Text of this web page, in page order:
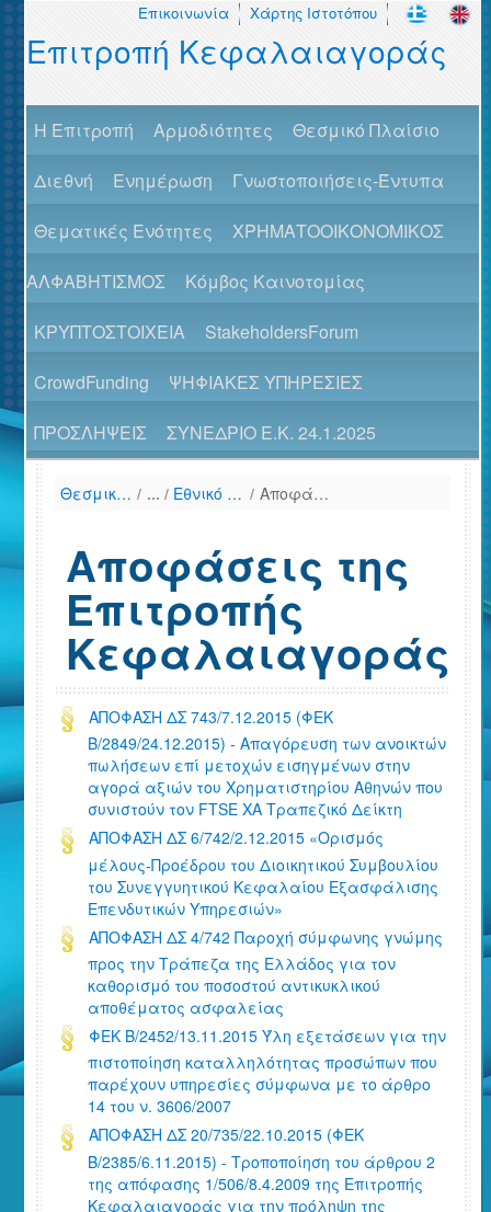
Επικοινωνία Χάρτης Ιστοτόπου
Επιτροπή Κεφαλαιαγοράς
H Επιτροπή Αρμοδιότητες
Θεσμικό Πλαίσιο
Διεθνή
Ενημέρωση
Γνωστοποιήσεις-Έντυπα
Θεματικές Ενότητες
ΧΡΗΜΑΤΟΟΙΚΟΝΟΜΙΚΟΣ
ΑΛΦΑΒΗΤΙΣΜΟΣ
Κόμβος Καινοτομίας
ΚΡΥΠΤΟΣΤΟΙΧΕΙΑ
StakeholdersForum
CrowdFunding
ΨΗΦΙΑΚΕΣ ΥΠΗΡΕΣΙΕΣ
ΠΡΟΣΛΗΨΕΙΣ
ΣΥΝΕΔΡΙΟ Ε.Κ. 24.1.2025
Θεσμικό Πλαίσιο / Εθνικό Δίκαιο (Χρονολογική παράθεση) / Αποφάσεις της Επιτροπής Κεφαλαιαγοράς
Αποφάσεις της
Επιτροπής
Κεφαλαιαγοράς
ΑΠΟΦΑΣΗ ΔΣ 743/7.12.2015 (ΦΕΚ
Β/2849/24.12.2015) - Απαγόρευση των ανοικτών
πωλήσεων επί μετοχών εισηγμένων στην
αγορά αξιών του Χρηματιστηρίου Αθηνών που
συνιστούν τον FTSE ΧΑ Τραπεζικό Δείκτη
ΑΠΟΦΑΣΗ ΔΣ 6/742/2.12.2015 «Ορισμός
μέλους-Προέδρου του Διοικητικού Συμβουλίου
του Συνεγγυητικού Κεφαλαίου Εξασφάλισης
Επενδυτικών Υπηρεσιών»
ΑΠΟΦΑΣΗ ΔΣ 4/742 Παροχή σύμφωνης γνώμης
προς την Τράπεζα της Ελλάδος για τον
καθορισμό του ποσοστού αντικυκλικού
αποθέματος ασφαλείας
ΦΕΚ Β/2452/13.11.2015 Ύλη εξετάσεων για την
πιστοποίηση καταλληλότητας προσώπων που
παρέχουν υπηρεσίες σύμφωνα με το άρθρο
14 του ν. 3606/2007
ΑΠΟΦΑΣΗ ΔΣ 20/735/22.10.2015 (ΦΕΚ
Β/2385/6.11.2015) - Τροποποίηση του άρθρου 2
της απόφασης 1/506/8.4.2009 της Επιτροπής
Κεφαλαιαγοράς για την πρόληψη της